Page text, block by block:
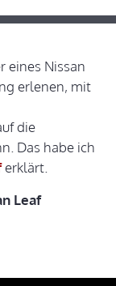
eines Nissan
erlenen, mit
die
Das habe ich
erklärt.
Leaf